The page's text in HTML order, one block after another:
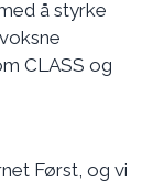
å styrke
CLASS og
Først, og vi